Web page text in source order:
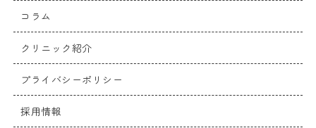
コラム
クリニック紹介
プライバシーポリシー
採用情報